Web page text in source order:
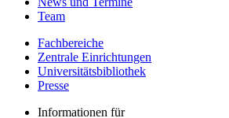
Team
Fachbereiche
Zentrale Einrichtungen
Universitätsbibliothek
Presse
Informationen für